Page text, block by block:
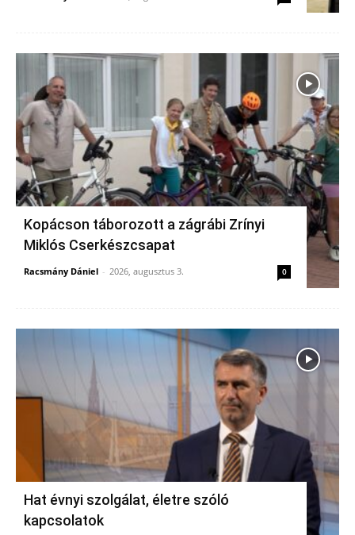
Kopácson táborozott a zágrábi Zrínyi
Miklós Cserkészcsapat
Racsmány Dániel - 2026, augusztus 3. 0
Hat évnyi szolgálat, életre szóló
kapcsolatok